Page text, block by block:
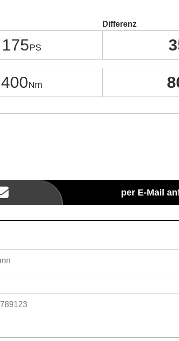
175
400
Differenz
per E-Mail